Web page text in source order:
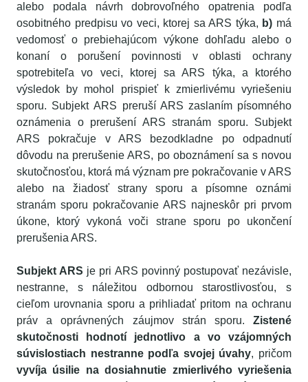
alebo podala návrh dobrovoľného opatrenia podľa
osobitného predpisuvo veci, ktorej sa ARS týka, b) má
vedomosť o prebiehajúcom výkone dohľadu alebo o
konaní o porušení povinnosti v oblasti ochrany
spotrebiteľa vo veci, ktorej sa ARS týka, a ktorého
výsledok by mohol prispieť k zmierlivému vyriešeniu
sporu. SubjektARS preruší ARS zaslaním písomného
oznámenia o prerušení ARS stranám sporu. Subjekt
ARS pokračuje v ARS bezodkladne po odpadnutí
dôvodu na prerušenie ARS, po oboznámení sa s novou
skutočnosťou, ktorá má význam pre pokračovanie v ARS
alebo na žiadosť strany sporu a písomne oznámi
stranám sporu pokračovanie ARS najneskôr pri prvom
úkone, ktorý vykoná voči strane sporu po ukončení
prerušenia ARS.
Subjekt ARS je pri ARS povinný postupovať nezávisle,
nestranne, s náležitou odbornou starostlivosťou, s
cieľom urovnania sporu a prihliadať pritom na ochranu
práv a oprávnených záujmov strán sporu. Zistené
skutočnosti hodnotí jednotlivo a vo vzájomných
súvislostiach nestranne podľa svojej úvahy, pričom
vyvíja úsilie na dosiahnutie zmierlivého vyriešenia